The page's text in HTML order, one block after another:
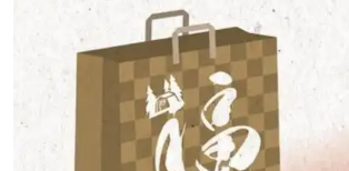
数量限定でノベルティ付きの福袋も